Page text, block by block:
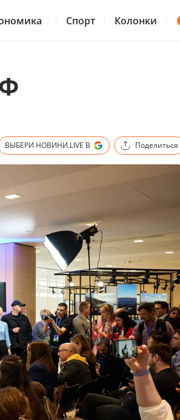
Спорт Колонки
ВЫБЕРИ НОВИНИ.LIVE В Поделиться